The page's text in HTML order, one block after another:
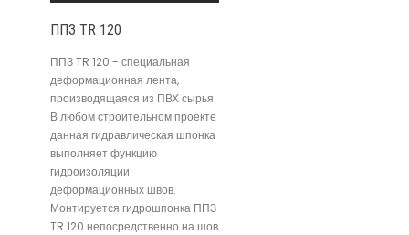
ППЗ TR 120
ППЗ TR 120 - специальная
деформационная лента,
производящаяся из ПВХ сырья.
В любом строительном проекте
данная гидравлическая шпонка
выполняет функцию
гидроизоляции
деформационных швов.
Монтируется гидрошпонка ППЗ
TR 120 непосредственно на шов